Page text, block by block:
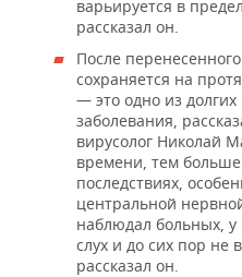
варьируется в
рассказал он.
После
сохраняется на
— это одно из долгих
заболевания,
вирусолог Николай
времени, тем
последствиях,
центральной
наблюдал больных, у
слух и до сих пор не
рассказал он.